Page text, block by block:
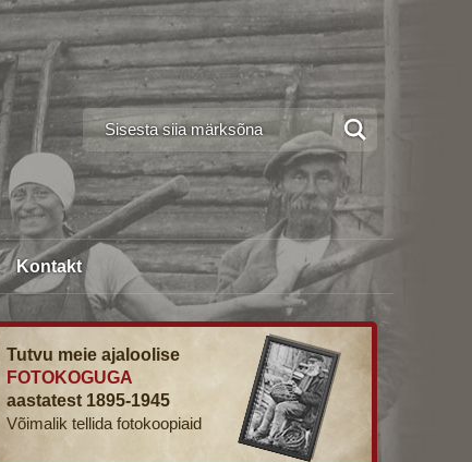
Kontakt
Tutvu meie ajaloolise
FOTOKOGUGA
aastatest 1895-1945
Võimalik tellida fotokoopiaid